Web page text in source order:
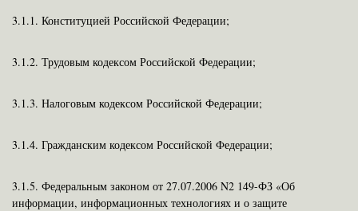
3.1.1. Конституцией Российской Федерации;
3.1.2. Трудовым кодексом Российской Федерации;
3.1.3. Налоговым кодексом Российской Федерации;
3.1.4. Гражданским кодексом Российской Федерации;
3.1.5. Федеральным законом от 27.07.2006 N2 149-ФЗ «Об
информации, информационных технологиях и о защите